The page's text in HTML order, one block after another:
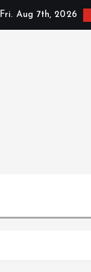
Fri. Aug 7th, 2026